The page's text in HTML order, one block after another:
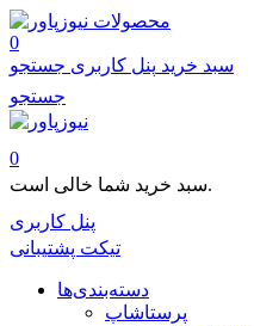
محصولات
0
سبد خرید پنل کاربری جستجو
جستجو
0
سبد خرید شما خالی است.
پنل کاربری
تیکت پشتیبانی
دسته‌بندی‌ها
پرستاشاپ